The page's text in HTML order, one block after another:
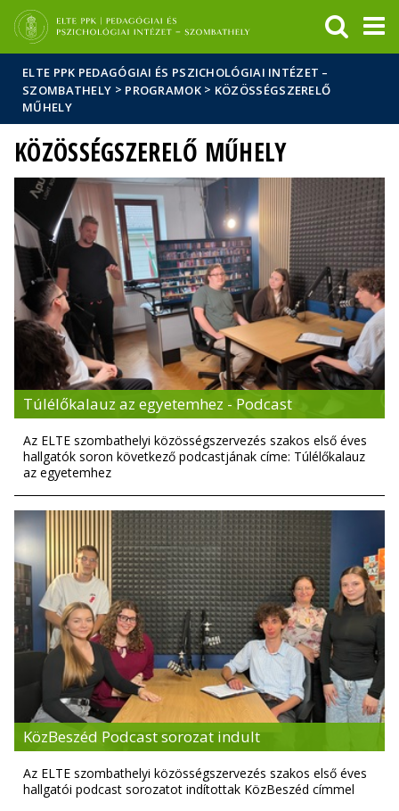
Hírek
Események
ELTE a
sajtóban
ELTE PPK PEDAGÓGIAI ÉS PSZICHOLÓGIAI INTÉZET –
SZOMBATHELY > PROGRAMOK > KÖZÖSSÉGSZERELŐ
MŰHELY
KÖZÖSSÉGSZERELŐ MŰHELY
Túlélőkalauz az egyetemhez - Podcast
Az ELTE szombathelyi közösségszervezés szakos első éves
hallgatók soron következő podcastjának címe: Túlélőkalauz
az egyetemhez
KözBeszéd Podcast sorozat indult
Az ELTE szombathelyi közösségszervezés szakos első éves
hallgatói podcast sorozatot indítottak KözBeszéd címmel